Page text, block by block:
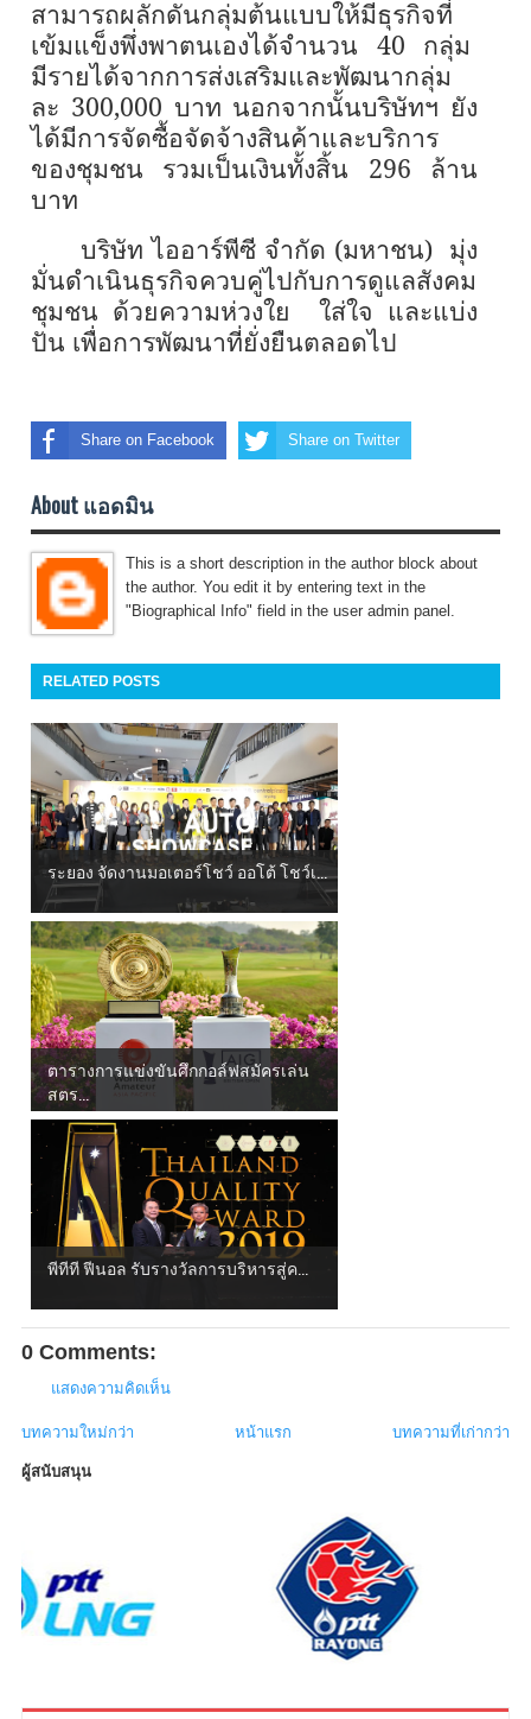
สามารถผลักดันกลุ่มต้นแบบให้มีธุรกิจที่
เข้มแข็งพึ่งพาตนเองได้จำนวน 40 กลุ่ม
มีรายได้จากการส่งเสริมและพัฒนากลุ่ม
ละ 300,000 บาท นอกจากนั้นบริษัทฯ ยัง
ได้มีการจัดซื้อจัดจ้างสินค้าและบริการ
ของชุมชน รวมเป็นเงินทั้งสิ้น 296 ล้าน
บาท
บริษัท ไออาร์พีซี จำกัด (มหาชน) มุ่ง
มั่นดำเนินธุรกิจควบคู่ไปกับการดูแลสังคม
ชุมชน ด้วยความห่วงใย ใส่ใจ และแบ่ง
ปัน เพื่อการพัฒนาที่ยั่งยืนตลอดไป
Share on Facebook Share on Twitter
About แอดมิน
This is a short description in the author block about
the author. You edit it by entering text in the
"Biographical Info" field in the user admin panel.
RELATED POSTS
ระยอง จัดงานมอเตอร์โชว์ ออโต้ โชว์เ...
ตารางการแข่งขันศึกกอล์ฟสมัครเล่น
สตร...
พีทีที ฟีนอล รับรางวัลการบริหารสู่ค...
0 Comments:
แสดงความคิดเห็น
บทความใหม่กว่า บทความที่เก่ากว่า
หน้าแรก
ผู้สนับสนุน